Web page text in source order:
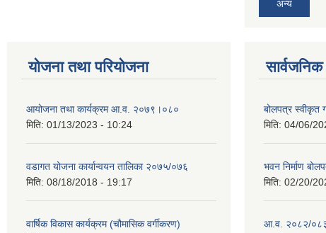
अन्य
योजना तथा परियोजना
आयोजना तथा कार्यक्रम आ.व. २०७९।०८०
मिति: 01/13/2023 - 10:24
वडागत योजना कार्यान्वयन तालिका २०७५/०७६
मिति: 08/18/2018 - 19:17
वार्षिक विकास कार्यक्रम (चौमासिक वर्गीकरण)
बोलपत्र स्वीकृत
मिति: 04/06/
भवन निर्माण
मिति: 02/20/
आ.व. २०८२/०८३